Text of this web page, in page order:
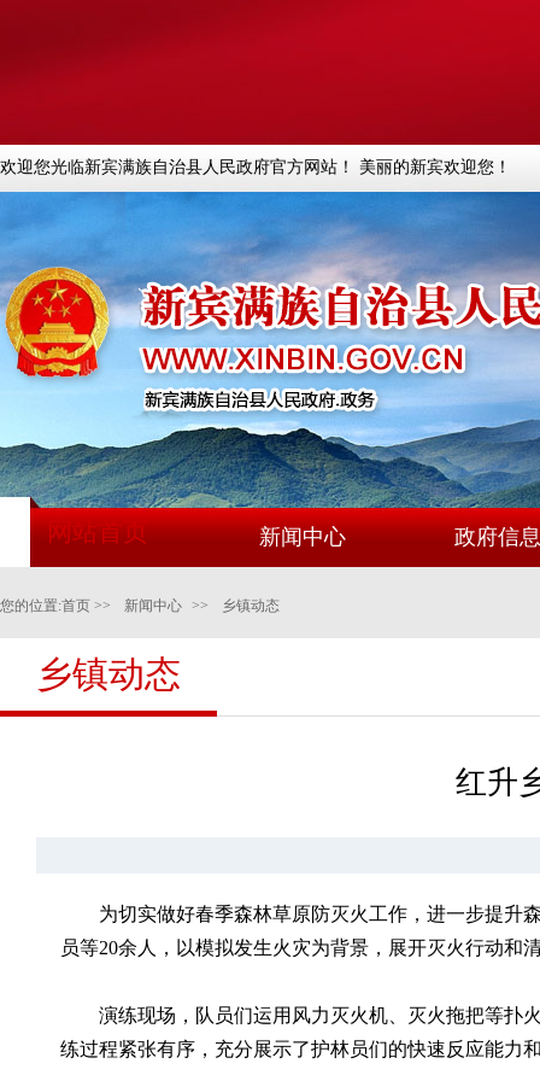
欢迎您光临新宾满族自治县人民政府官方网站！ 美丽的新宾欢迎您！
网站首页 新闻中心 政府信
您的位置:首页 >> 新闻中心 >> 乡镇动态
乡镇动态
红升
为切实做好春季森林草原防灭火工作，进一步提升
员等20余人，以模拟发生火灾为背景，展开灭火行动
演练现场，队员们运用 风力灭火机 、灭火拖把等扑
练过程紧张有序，充分展示了护林员们的快速反应能力